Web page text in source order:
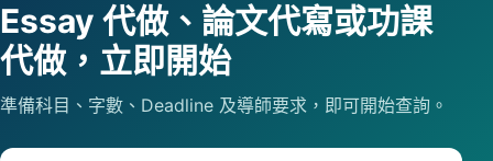
Essay 代做、論文代寫或功課
代做，立即開始
準備科目、字數、Deadline 及導師要求，即可開始查詢。